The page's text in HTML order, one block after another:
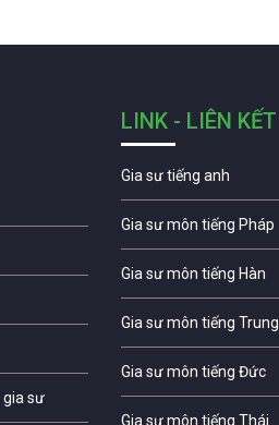
gia sư
LINK - LIÊN KẾT
Gia sư tiếng anh
Gia sư môn tiếng Pháp
Gia sư môn tiếng Hàn
Gia sư môn tiếng Trung
Gia sư môn tiếng Đức
Gia sư môn tiếng Thái